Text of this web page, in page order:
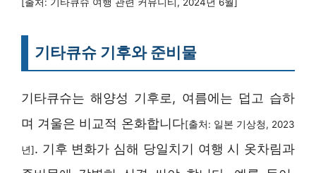
기타큐슈 기후와 준비물
기타큐슈는 해양성 기후로, 여름에는 덥고 습하
며 겨울은 비교적 온화합니다[출처: 일본 기상청, 2023
년]. 기후 변화가 심해 당일치기 여행 시 옷차림과